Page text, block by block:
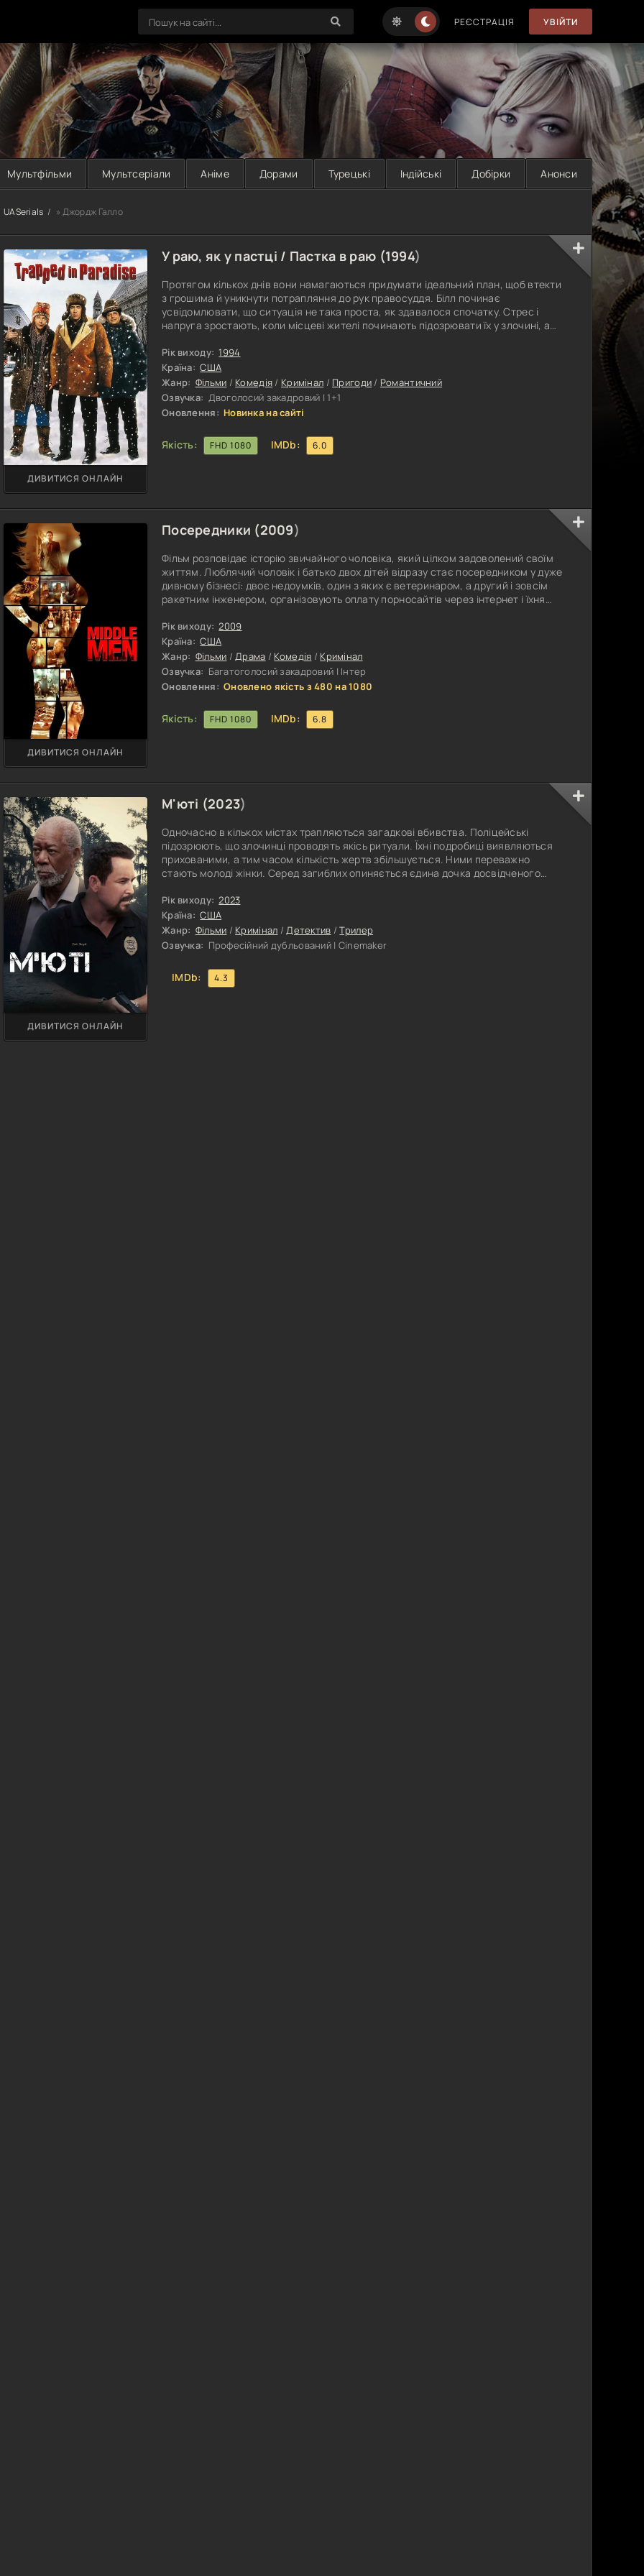
РЕЄСТРАЦІЯ УВІЙТИ
Мультфільми Мультсеріали Аніме Дорами Турецькі Індійські Добірки Анонси
UASerials » Джордж Галло
У раю, як у пастці / Пастка в раю (1994)
Протягом кількох днів вони намагаються придумати ідеальний план, щоб втекти
з грошима й уникнути потрапляння до рук правосуддя. Білл починає
усвідомлювати, що ситуація не така проста, як здавалося спочатку. Стрес і
напруга зростають, коли місцеві жителі починають підозрювати їх у злочині, а
зазнають серйозного випробування, коли на кону стоїть не тільки їхня свобода,
а й життя. Вони змушені діяти швидко і
Рік виходу: 1994
Країна: США
Жанр: Фільми / Комедія / Кримінал / Пригоди / Романтичний
Озвучка: Двоголосий закадровий | 1+1
Оновлення: Новинка на сайті
Якість: FHD 1080 IMDb: 6.0
ДИВИТИСЯ ОНЛАЙН
Посередники (2009)
Фільм розповідає історію звичайного чоловіка, який цілком задоволений своїм
життям. Люблячий чоловік і батько двох дітей відразу стає посередником у дуже
дивному бізнесі: двоє недоумків, один з яких є ветеринаром, а другий і зовсім
ракетним інженером, організовують оплату порносайтів через інтернет і їхня
розвивається, їм потрібні партнери, які зможуть домовлятися з потрібними
людьми, домагатися нових пропозицій, і ідеальним
Рік виходу: 2009
Країна: США
Жанр: Фільми /Драма / Комедія / Кримінал
Озвучка: Багатоголосий закадровий | Інтер
Оновлення: Оновлено якість з 480 на 1080
Якість: FHD 1080 IMDb: 6.8
ДИВИТИСЯ ОНЛАЙН
М'юті (2023)
Одночасно в кількох містах трапляються загадкові вбивства. Поліцейські
підозрюють, що злочинці проводять якісь ритуали. Їхні подробиці виявляються
прихованими, а тим часом кількість жертв збільшується. Ними переважно
стають молоді жінки. Серед загиблих опиняється єдина дочка досвідченого
низкою подій. Чоловік не підозрює, скільки таємниць чекає на нього попереду.
Залишається сподіватися лише на удачу, але й Фортуна
Рік виходу: 2023
Країна: США
Жанр: Фільми / Кримінал /Детектив /Трилер
Озвучка: Професійний дубльований | Cinemaker
IMDb: 4.3
ДИВИТИСЯ ОНЛАЙН